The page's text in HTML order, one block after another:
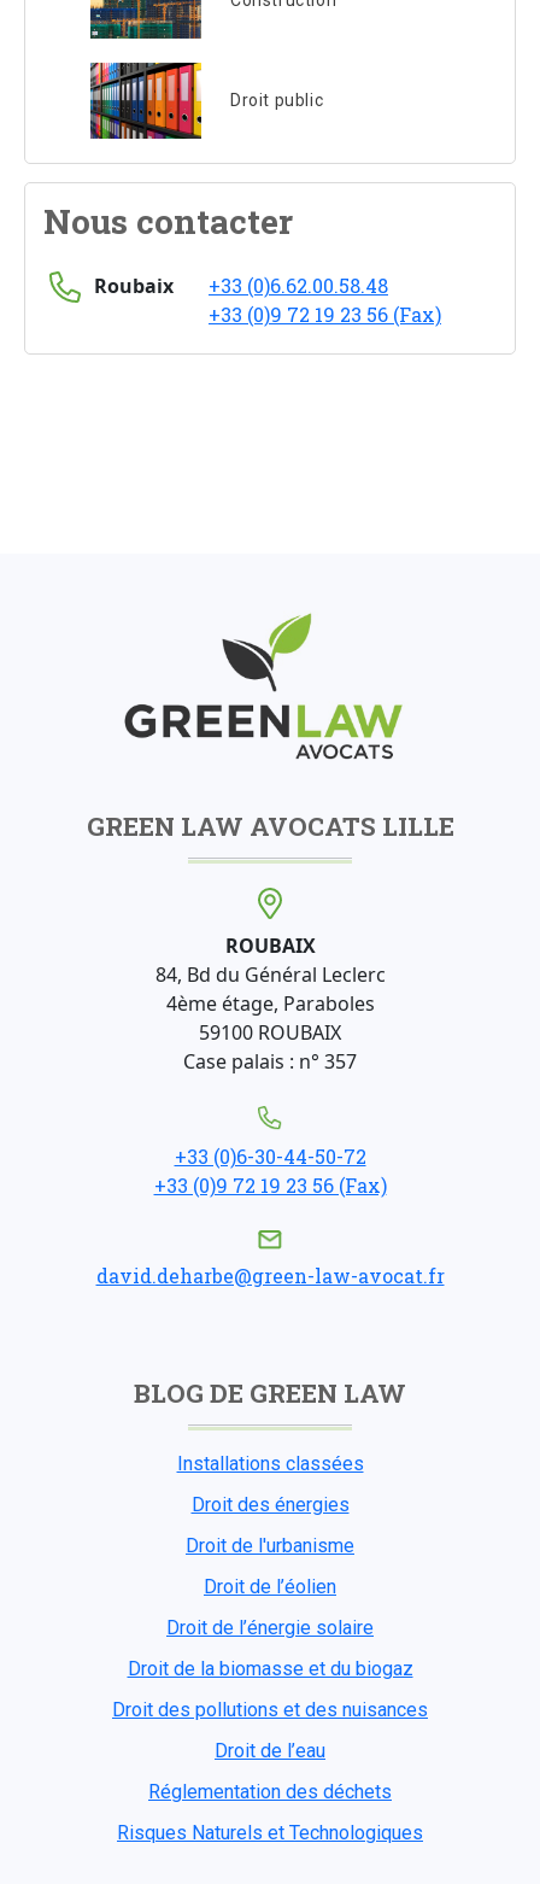
Droit public
Nous contacter
Roubaix
+33 (0)6.62.00.58.48
+33 (0)9 72 19 23 56 (Fax)
GREEN LAW AVOCATS LILLE
ROUBAIX
84, Bd du Général Leclerc
4ème étage, Paraboles
59100 ROUBAIX
Case palais : n° 357
+33 (0)6-30-44-50-72
+33 (0)9 72 19 23 56 (Fax)
david.deharbe@green-law-avocat.fr
BLOG DE GREEN LAW
Installations classées
Droit des énergies
Droit de l'urbanisme
Droit de l’éolien
Droit de l’énergie solaire
Droit de la biomasse et du biogaz
Droit des pollutions et des nuisances
Droit de l’eau
Réglementation des déchets
Risques Naturels et Technologiques